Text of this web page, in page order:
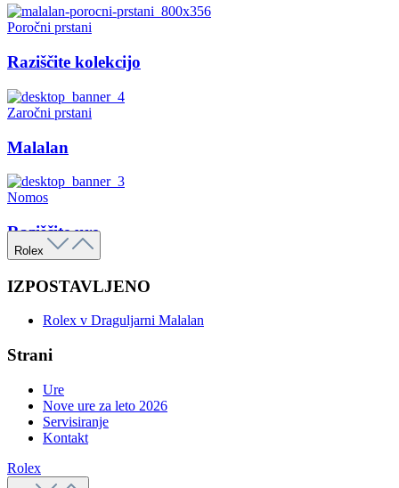
Poročni prstani
Raziščite kolekcijo
Zaročni prstani
Malalan
Nomos
Raziščite ure
Rolex
IZPOSTAVLJENO
Rolex v Draguljarni Malalan
Strani
Ure
Nove ure za leto 2026
Servisiranje
Kontakt
Rolex